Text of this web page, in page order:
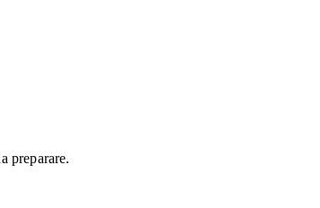
preparare.